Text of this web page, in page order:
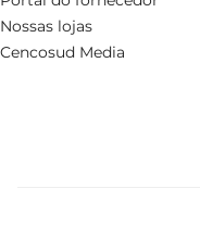
respeitam os
Nossas lojas
Cencosud Media